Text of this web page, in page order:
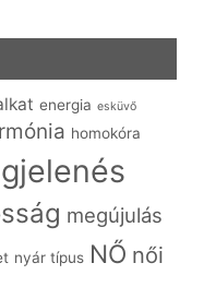
energia esküvő
homokóra
megújulás
nyár típus NŐ női